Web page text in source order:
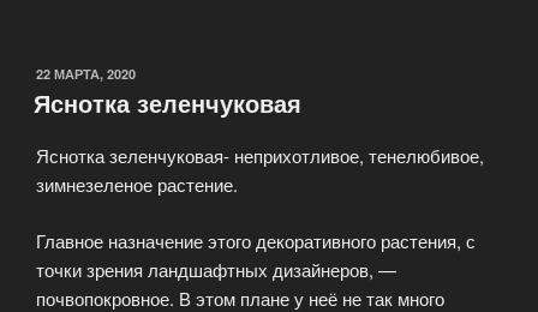
22 МАРТА, 2020
Яснотка зеленчуковая
Яснотка зеленчуковая- неприхотливое, тенелюбивое,
зимнезеленое растение.
Главное назначение этого декоративного растения, с
точки зрения ландшафтных дизайнеров, —
почвопокровное. В этом плане у неё не так много